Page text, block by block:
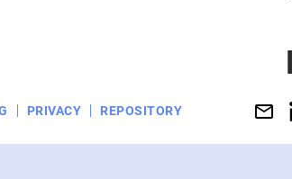
PRIVACY REPOSITORY